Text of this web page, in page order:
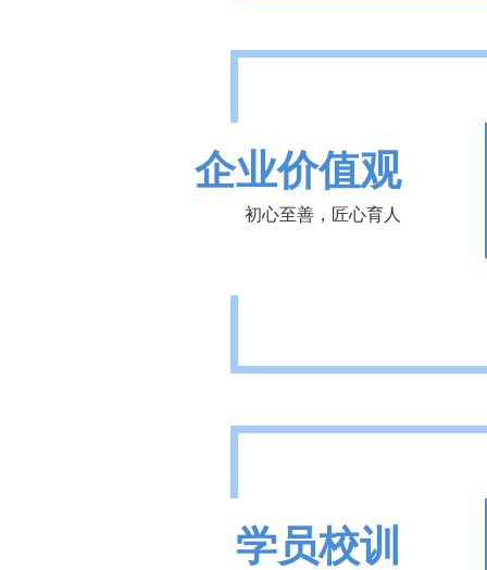
企业价值观
初心至善，匠心育人
学员校训